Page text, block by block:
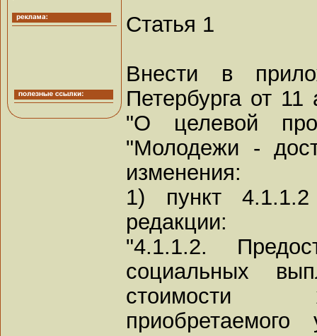
Статья 1
Внести в
Петербурга от
"О целевой
"Молодежи -
изменения:
1) пункт
редакции:
"4.1.1.2.
социальных
стоимости